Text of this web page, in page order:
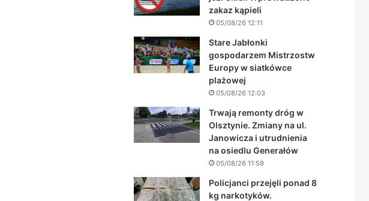
zakaz kąpieli
05/08/26 12:11
Stare Jabłonki
gospodarzem Mistrzostw
Europy w siatkówce
plażowej
05/08/26 12:03
Trwają remonty dróg w
Olsztynie. Zmiany na ul.
Janowicza i utrudnienia
na osiedlu Generałów
05/08/26 11:59
Policjanci przejęli ponad 8
kg narkotyków.